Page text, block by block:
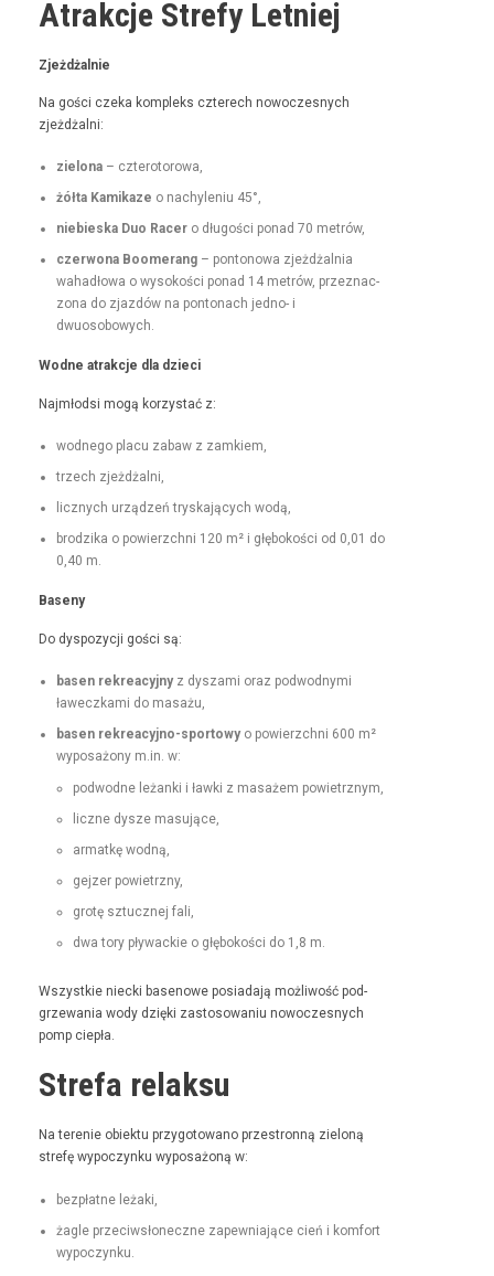
Atrakcje Strefy Letniej
Zjeżdżal­nie
Na goś­ci czeka kom­pleks czterech nowoczes­nych
zjeżdżalni:
zielona– czterotorowa,
żół­ta Kamikaze o nachyle­niu 45°,
niebies­ka Duo Rac­ero dłu­goś­ci pon­ad 70 metrów,
czer­wona Boomerang– pontonowa zjeżdżal­nia
wahadłowa o wysokoś­ci pon­ad 14 metrów, przez­nac­
zona do zjazdów na pon­tonach jed­no- i
dwuosobowych.
Wodne atrakc­je dla dzieci
Najmłod­si mogą korzys­tać z:
wod­nego placu zabaw z zamkiem,
trzech zjeżdżal­ni,
licznych urządzeń tryska­ją­cych wodą,
brodzi­ka o powierzch­ni 120 m² i głębokoś­ci od 0,01 do
0,40 m.
Base­ny
Do dys­pozy­cji goś­ci są:
basen rekrea­cyjnyz dysza­mi oraz pod­wod­ny­mi
ławeczka­mi do masażu,
basen rekrea­cyjno-sportowyo powierzch­ni 600 m²
wyposażony m.in. w:
pod­wodne leżan­ki i ław­ki z masażem powietrznym,
liczne dysze masujące,
armatkę wod­ną,
gejz­er powietrzny,
grotę sztucznej fali,
dwa tory pływack­ie o głębokoś­ci do 1,8 m.
Wszys­tkie niec­ki basenowe posi­ada­ją możli­wość pod­
grze­wa­nia wody dzię­ki zas­tosowa­niu nowoczes­nych
pomp ciepła.
Strefa relaksu
Na tere­nie obiek­tu przy­go­towano prze­stron­ną zieloną
stre­fę wypoczynku wyposażoną w:
bezpłatne leża­ki,
żagle prze­ci­wsłoneczne zapew­ni­a­jące cień i kom­fort
wypoczynku.